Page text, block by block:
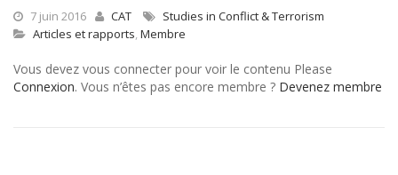
7 juin 2016 CAT
Studies in Conflict & Terrorism
Articles et rapports, Membre
Vous devez vous connecter pour voir le contenu Please
Connexion. Vous n’êtes pas encore membre ? Devenez membre